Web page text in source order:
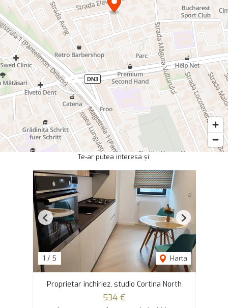
Te-ar putea interesa și:
1 / 5 Harta
Previous Next
Proprietar inchiriez, studio Cortina North
534 €